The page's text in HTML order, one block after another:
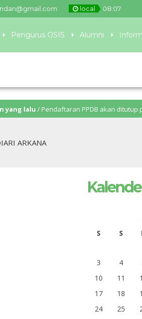
local 08:07
Pengurus OSIS Alumni
/ Pendaftaran PPDB akan ditutup pada:
ARKANA
S
S
3
4
10
11
17
18
24
25